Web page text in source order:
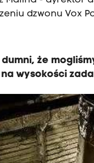
dzwonu Vox
że
wysokości